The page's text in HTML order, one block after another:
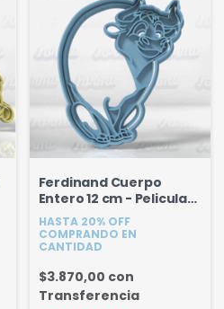
Ferdinand Cuerpo
Entero 12 cm - Pelicula
Ole
HASTA 20% OFF
COMPRANDO EN
CANTIDAD
$3.870,00 con
Transferencia